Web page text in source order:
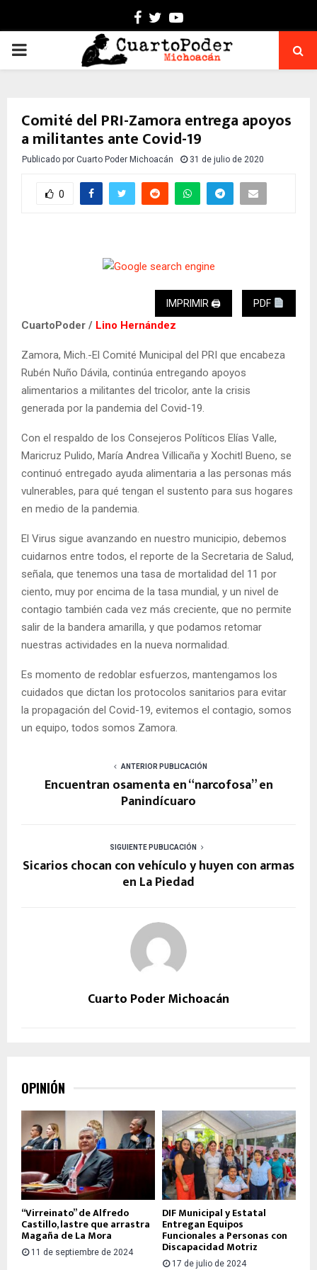
Facebook
TwitterYoutube
PRIMARY
Comité del PRI-Zamora entrega apoyos
a militantes ante Covid-19
Publicado por Cuarto Poder Michoacán 31 de julio de 2020
0
IMPRIMIR 🖨 PDF
CuartoPoder / Lino Hernández
Zamora, Mich.-El Comité Municipal del PRI que encabeza
Rubén Nuño Dávila, continúa entregando apoyos
alimentarios a militantes del tricolor, ante la crisis
generada por la pandemia del Covid-19.
Con el respaldo de los Consejeros Políticos Elías Valle,
Maricruz Pulido, María Andrea Villicaña y Xochitl Bueno, se
continuó entregado ayuda alimentaria a las personas más
vulnerables, para qué tengan el sustento para sus hogares
en medio de la pandemia.
El Virus sigue avanzando en nuestro municipio, debemos
cuidarnos entre todos, el reporte de la Secretaria de Salud,
señala, que tenemos una tasa de mortalidad del 11 por
ciento, muy por encima de la tasa mundial, y un nivel de
contagio también cada vez más creciente, que no permite
salir de la bandera amarilla, y que podamos retomar
nuestras actividades en la nueva normalidad.
Es momento de redoblar esfuerzos, mantengamos los
cuidados que dictan los protocolos sanitarios para evitar
la propagación del Covid-19, evitemos el contagio, somos
un equipo, todos somos Zamora.
ANTERIOR PUBLICACIÓN
Encuentran osamenta en “narcofosa” en
Panindícuaro
SIGUIENTE PUBLICACIÓN
Sicarios chocan con vehículo y huyen con armas
en La Piedad
Cuarto Poder Michoacán
OPINIÓN
“Virreinato” de Alfredo
Castillo, lastre que arrastra
Magaña de La Mora
11 de septiembre de 2024
DIF Municipal y Estatal
Entregan Equipos
Funcionales a Personas con
Discapacidad Motriz
17 de julio de 2024